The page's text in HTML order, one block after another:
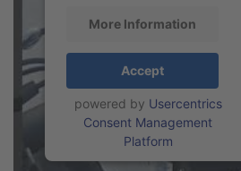
More Information
Accept
powered by Usercentrics
Consent Management
Platform